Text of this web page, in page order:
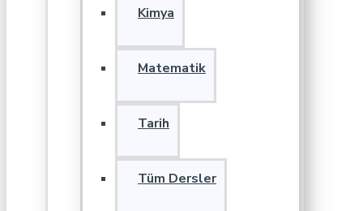
Kimya
Matematik
Tarih
Tüm Dersler